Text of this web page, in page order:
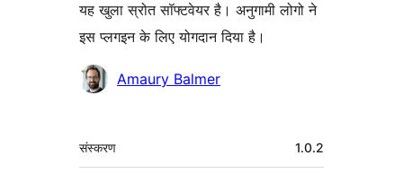
यह खुला स्रोत सॉफ्टवेयर है। अनुगामी लोगो ने
इस प्लगइन के लिए योगदान दिया है।
योगदानकर्ताAmaury Balmer
मेटा
संस्करण 1.0.2